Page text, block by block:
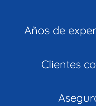
Años de
Clientes